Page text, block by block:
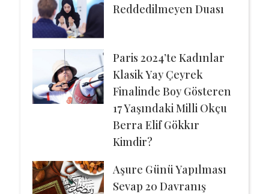
Reddedilmeyen Duası
Paris 2024’te Kadınlar
Klasik Yay Çeyrek
Finalinde Boy Gösteren
17 Yaşındaki Milli Okçu
Berra Elif Gökkır
Kimdir?
Aşure Günü Yapılması
Sevap 20 Davranış